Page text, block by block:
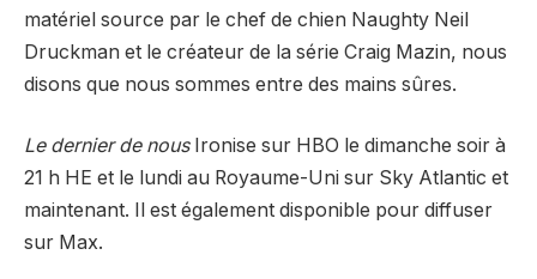
matériel source par le chef de chien Naughty Neil
Druckman et le créateur de la série Craig Mazin, nous
disons que nous sommes entre des mains sûres.
Le dernier de nousIronise sur HBO le dimanche soir à
21 h HE et le lundi au Royaume-Uni sur Sky Atlantic et
maintenant. Il est également disponible pour diffuser
sur Max.